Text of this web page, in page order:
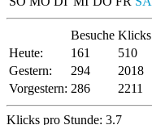
Besuche Klicks
Heute:
161
510
Gestern:
294
2018
Vorgestern: 286 2211
Klicks pro Stunde: 3.7